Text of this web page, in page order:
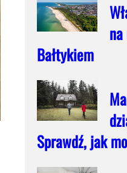
Bałtykiem
Sprawdź, jak